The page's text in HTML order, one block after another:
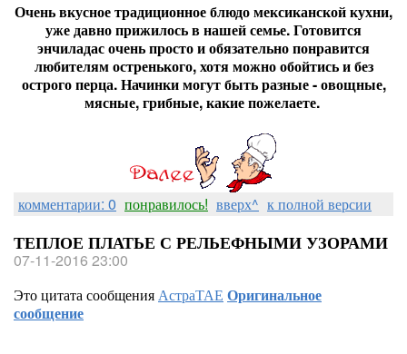
Очень вкусное традиционное блюдо мексиканской кухни,
уже давно прижилось в нашей семье. Готовится
энчиладас очень просто и обязательно понравится
любителям остренького, хотя можно обойтись и без
острого перца. Начинки могут быть разные - овощные,
мясные, грибные, какие пожелаете.
комментарии: 0 понравилось! вверх^ к полной версии
ТЕПЛОЕ ПЛАТЬЕ С РЕЛЬЕФНЫМИ УЗОРАМИ
07-11-2016 23:00
Это цитата сообщенияАстраТАЕ Оригинальное
сообщение